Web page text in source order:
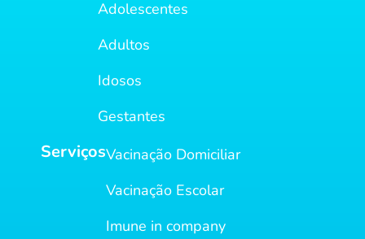
Adolescentes
Adultos
Idosos
Gestantes
ServiçosVacinação Domiciliar
Vacinação Escolar
Imune in company